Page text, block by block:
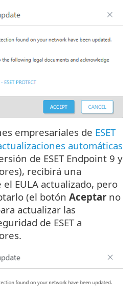
empresariales de ESET
automáticas
de ESET Endpoint 9 y
recibirá una
EULA actualizado, pero
(el botón Aceptar no
actualizar las
de ESET a